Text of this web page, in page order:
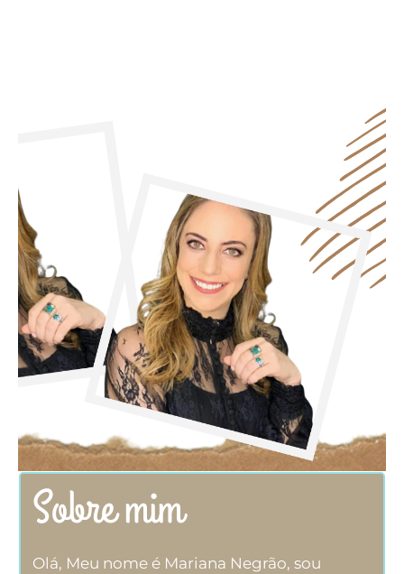
Sobre mim
Olá, Meu nome é Mariana Negrão, sou